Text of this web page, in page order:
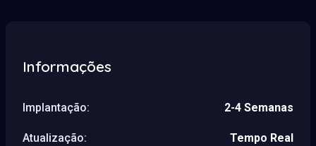
Informações
Implantação: 2-4 Semanas
Atualização: Tempo Real